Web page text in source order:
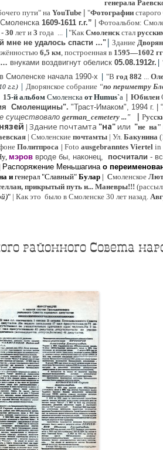
генерала
пути" наYouTube "Фотографии
Смоленска 1609-1611 г.г.” Фотоальбом:
- 30 лет и 3 года ... |"Как Смоленскстал
мне не удалось спасти ..." | Здание
6,5 км, построенная в 1595—1602 гг
… внуками воздвигнут обелиск 05.08.1912г. |
в Смоленске начала 1990-х | "В год 882 ...
г.г.) | Дворянское собрание “по периметру
15-й альбом Смоленска от Humus`a | Юбилеи
Cмоленщины". "Траст-Имаком", 1994 г.
существовало german_cemetery ..." | Р
| Здание почтамта "на"или "не на"
| Смоленские почтамты | Ул. Бакунина
Политпроса | Foto ausgebranntes Viertel in
мэров вроде бы, наконец, посчитали -
Распоряжение Меньшагина о
и генерал "Славный" Булар | Смоленское
прикрытый путь и... Маневры!!!
)" | Как это было в Смоленске 30 лет назад.
районного Совета